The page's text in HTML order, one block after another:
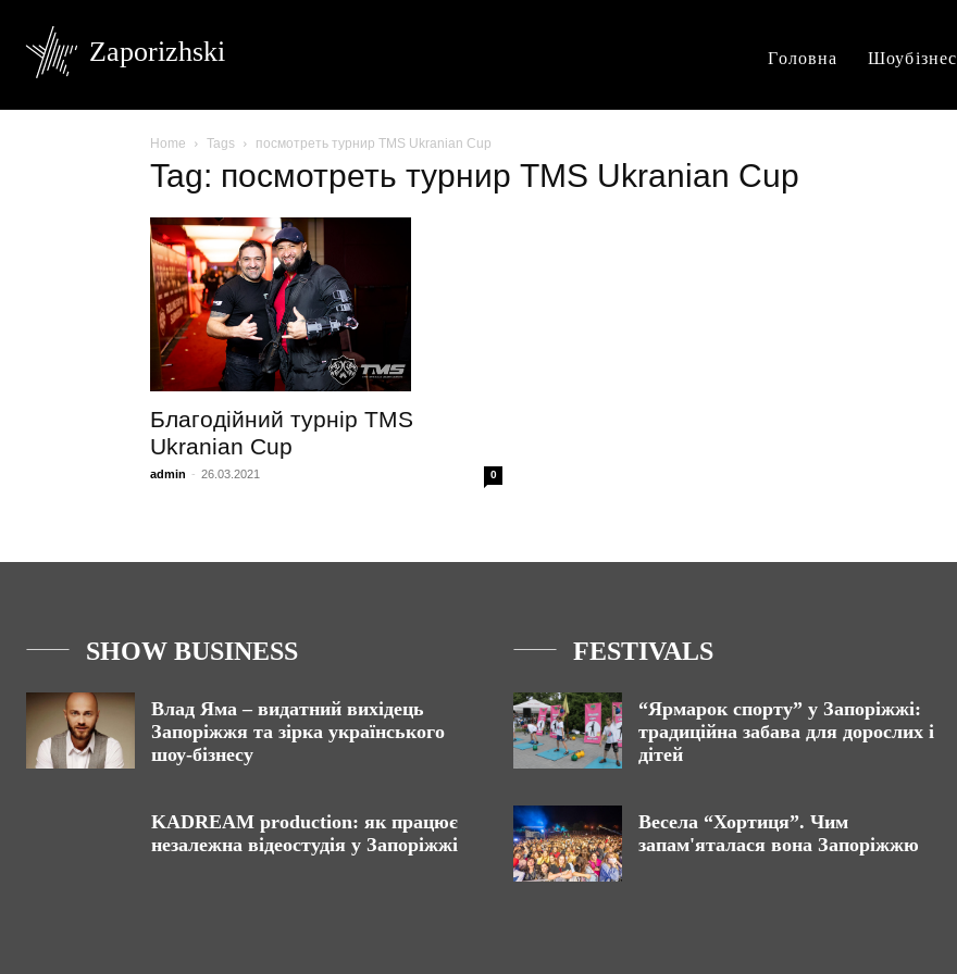
Zaporizhski Головна Шоубізнес
Home Tags посмотреть турнир TMS Ukranian Cup
Tag: посмотреть турнир TMS Ukranian Cup
Благодійний турнір TMS
Ukranian Cup
admin - 26.03.2021 0
SHOW BUSINESS
Влад Яма – видатний вихідець
Запоріжжя та зірка українського
шоу-бізнесу
KADREAM production: як працює
незалежна відеостудія у Запоріжжі
FESTIVALS
“Ярмарок спорту” у Запоріжжі:
традиційна забава для дорослих і
дітей
Весела “Хортиця”. Чим
запам'яталася вона Запоріжжю